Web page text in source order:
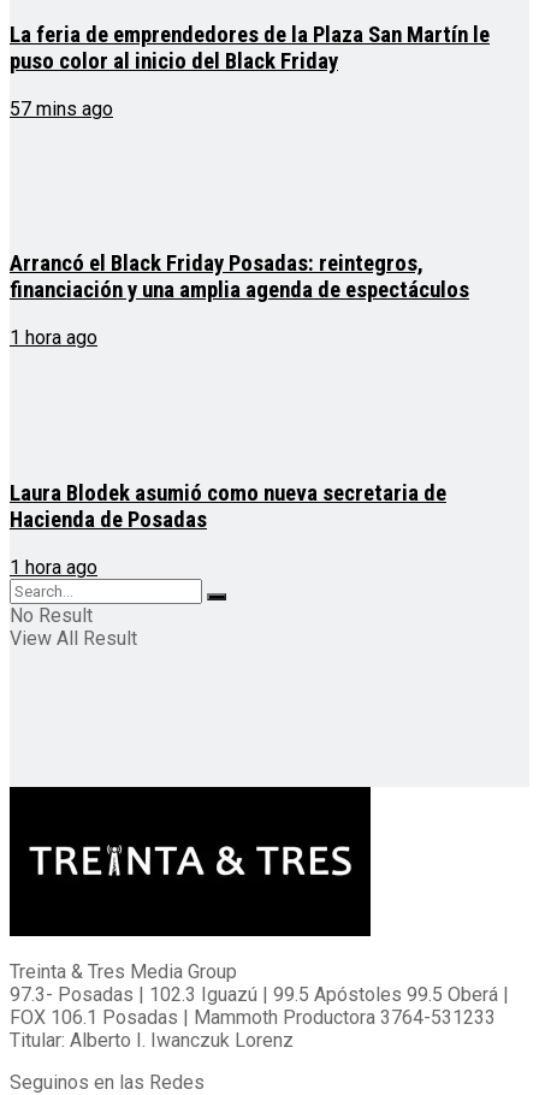
La feria de emprendedores de la Plaza San Martín le
puso color al inicio del Black Friday
57 mins ago
Arrancó el Black Friday Posadas: reintegros,
financiación y una amplia agenda de espectáculos
1 hora ago
Laura Blodek asumió como nueva secretaria de
Hacienda de Posadas
1 hora ago
No Result
View All Result
Treinta & Tres Media Group
97.3- Posadas | 102.3 Iguazú | 99.5 Apóstoles 99.5 Oberá |
FOX 106.1 Posadas | Mammoth Productora 3764-531233
Titular: Alberto I. Iwanczuk Lorenz
Seguinos en las Redes